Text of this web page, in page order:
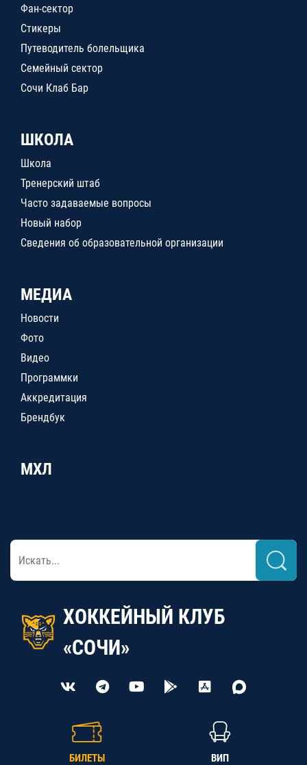
Фан-сектор
Стикеры
Путеводитель болельщика
Семейный сектор
Сочи Клаб Бар
ШКОЛА
Школа
Тренерский штаб
Часто задаваемые вопросы
Новый набор
Сведения об образовательной организации
МЕДИА
Новости
Фото
Видео
Программки
Аккредитация
Брендбук
МХЛ
ХОККЕЙНЫЙ КЛУБ
«СОЧИ»
БИЛЕТЫ ВИП